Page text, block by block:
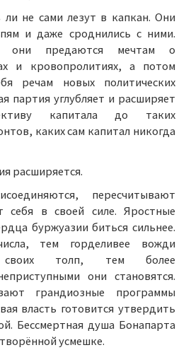
ли не сами лезут в капкан. Они
и даже сроднились с ними.
они предаются мечтам о
и кровопролитиях, а потом
речам новых политических
партия углубляет и расширяет
капитала до таких
каких сам капитал никогда
расширяется.
пересчитывают
себя в своей силе. Яростные
буржуазии биться сильнее.
тем горделивее вожди
толп, тем более
они становятся.
грандиозные программы
власть готовится утвердить
Бессмертная душа Бонапарта
усмешке.